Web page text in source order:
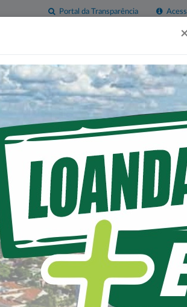
Portal da Transparência
Servidor Contatos
Sala do
Empreendedor